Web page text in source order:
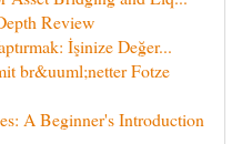
Review
İşinize Değer...
br&uuml;netter Fotze
A Beginner's Introduction